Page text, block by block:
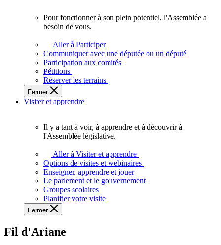
plein
potentiel,
l'Assemblée
a
besoin
de
Pour fonctionner à son plein potentiel, l'Assemblée a
besoin de vous.
Aller à Participer
Communiquer avec une députée ou un député
Participation aux comités
Pétitions
Réserver les terrains
Fermer
Visiter et apprendre
voir,
apprendre
et
à
à
Il y a tant à voir, à apprendre et à découvrir à
l'Assemblée législative.
Aller à Visiter et apprendre
Options de visites et webinaires
Enseigner, apprendre et jouer
Le parlement et le gouvernement
Groupes scolaires
Planifier votre visite
Fermer
Fil d'Ariane